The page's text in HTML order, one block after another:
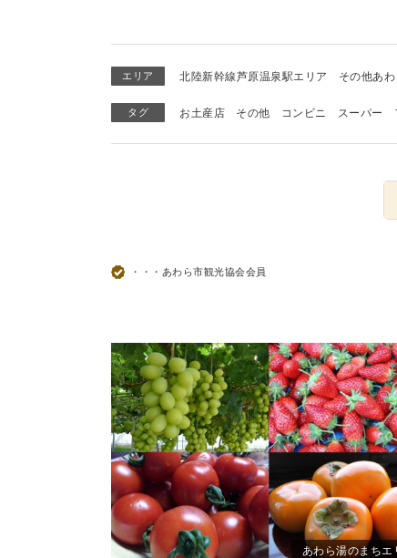
エリア 北陸新幹線芦原温泉駅エリア その他あ
タグ お土産店 その他 コンビニ スーパー
・・・あわら市観光協会会員
あわら湯のまちエ